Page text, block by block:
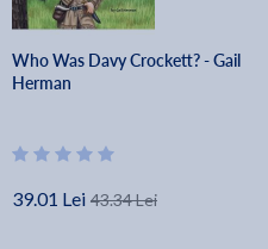
Who Was Davy Crockett? - Gail
Herman
39.01 Lei 43.34 Lei